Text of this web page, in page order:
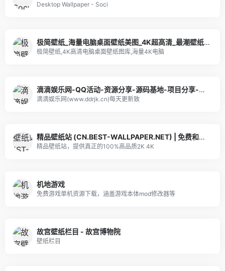
Desktop Wallpaper - Soci
极简壁纸_海量电脑桌面壁纸美图_4K超高清_最潮壁纸网站
极简壁纸,4K高清电脑桌面壁纸图库,海量4K电脑
滴滴娱乐网-QQ活动-资源分享-源码基地-项目分享-安卓绿色软件基地
滴滴娱乐网(www.ddrjk.cn)每天更新致
精品壁纸站 (CN.BEST-WALLPAPER.NET) | 免费和最好的高品质2K 4K 5K 8K高清桌面壁纸与iPhon 11 Pro XS Max XR X 8 7 6 Plus手机壁纸下载网站
精品壁纸站，提供真正的100%高品质2K 4K
机地游戏
免费游戏单机资源下载，涵盖游戏本体mod修改器等
故宫壁纸栏目 - 故宫博物院
壁纸栏目